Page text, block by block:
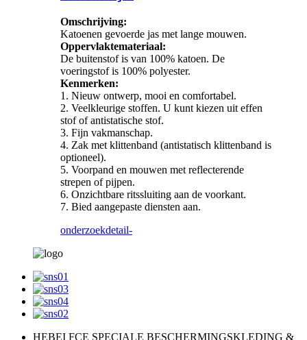
Omschrijving:
Katoenen gevoerde jas met lange mouwen.
Oppervlaktemateriaal:
De buitenstof is van 100% katoen. De
voeringstof is 100% polyester.
Kenmerken:
1. Nieuw ontwerp, mooi en comfortabel.
2. Veelkleurige stoffen. U kunt kiezen uit effen
stof of antistatische stof.
3. Fijn vakmanschap.
4. Zak met klittenband (antistatisch klittenband is
optioneel).
5. Voorpand en mouwen met reflecterende
strepen of pijpen.
6. Onzichtbare ritssluiting aan de voorkant.
7. Bied aangepaste diensten aan.
onderzoekdetail-
HEBEI FCE SPECIALE BESCHERMINGSKLEDING &